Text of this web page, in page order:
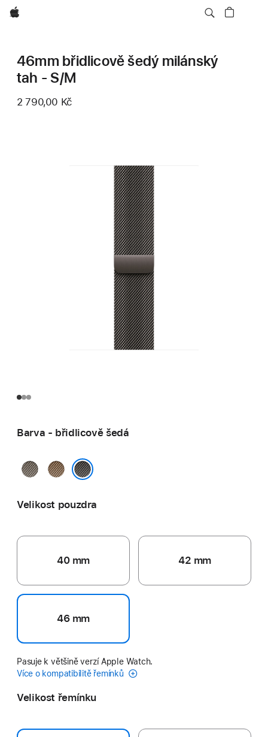
Apple
46mm břidlicově šedý milánský
tah - S/M
2 790,00 Kč
Barva - břidlicově šedá
přírodnízlatá
Velikost pouzdra
40 mm 42 mm
46 mm
Pasuje k většině verzí Apple Watch.
Více o kompatibilitě řemínků
Velikost řemínku